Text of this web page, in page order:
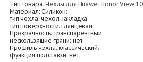
Тип товара: Чехлы для Huawei Honor View 10
Материал: Силикон;
тип чехла: чехол накладка;
тип поверхности: глянцевая;
Прозрачность: транспарентный;
нескользящие грани: нет;
Профиль чехла: классический;
функция подставки: нет;